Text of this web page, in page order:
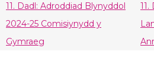
11. Dadl: Adroddiad Blynyddol
2024-25 Comisiynydd y
Gymraeg